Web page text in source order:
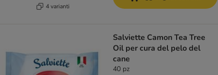
4 varianti
Salviette Camon Tea Tree
Oil per cura del pelo del
cane
40 pz